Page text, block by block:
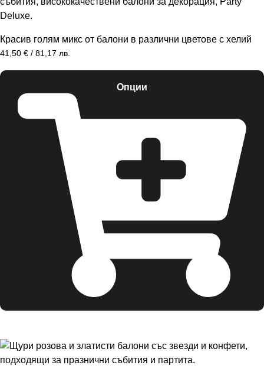
Красив голям микс от балони в различни цветове с хелий
41,50 € / 81,17 лв.
Опции